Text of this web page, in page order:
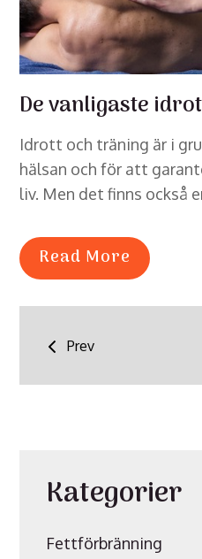
De vanligaste
Idrott och träning är i
hälsan och för att
liv. Men det finns också
Read More
Prev
Kategorier
Fettförbränning